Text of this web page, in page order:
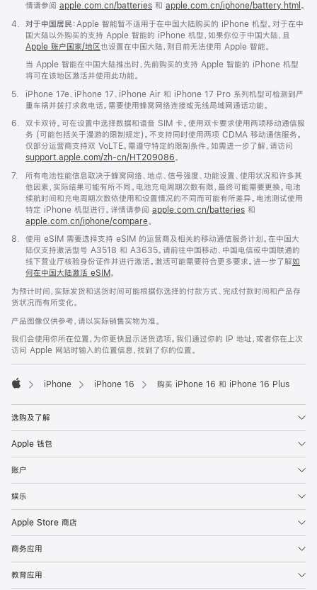
情请参阅 apple.com.cn/batteries 和 apple.com.cn/iphone/battery.html 。
脚
4. 对于中国居民： Apple 智能暂不适用于在中国大陆购买的 iPhone 机型。对于在中
国大陆以外购买的支持 Apple 智能的 iPhone 机型，如果你位于中国大陆，且
Apple 账户国家/地区也设置在中国大陆，则目前无法使用 Apple 智能。
当 Apple 智能在中国大陆推出时，先前购买的支持 Apple 智能的 iPhone 机型
将可在该地区激活并使用此功能。
脚
5.
iPhone 17e、iPhone 17、iPhone Air 和 iPhone 17 Pro 系列机型可检测到严
重车祸并拨打求救电话。需要使用蜂窝网络连接或无线局域网通话功能。
脚
6.
双卡双待。可在设置中选择数据和语音 SIM 卡。使用双卡要求使用两项移动通信服
务 (可能包括关于漫游的限制规定)。不支持同时使用两项 CDMA 移动通信服务。
仅部分运营商支持双 VoLTE。需遵守特定的限制条件。如需进一步了解，请访问
support.apple.com/zh-cn/HT209086。
脚
7.
所有电池性能信息取决于蜂窝网络、地点、信号强度、功能设置、使用状况和许多其
他因素，实际结果可能有所不同。电池充电周期次数有限，最终可能需要更换。电池
续航时间和充电周期次数依使用和设置情况的不同而可能有所差异。电池测试使用
特定 iPhone 机型进行。详情请参阅 apple.com.cn/batteries 和
apple.com.cn/iphone/compare。
脚
8.
使用 eSIM 需要选择支持 eSIM 的运营商及相关的移动通信服务计划。在中国大
陆仅支持激活型号 A3518 和 A3635。请前往中国移动、中国电信或中国联通的
线下营业厅核验身份证件并进行激活。激活可能需要符合更多要求。进一步了解如
何在中国大陆激活 eSIM。
为预计时间，实际发货和送货时间可能根据你选择的付款方式、完成付款时间和产品存
货状况而有所变化。
产品图像仅供参考，请以实际销售实物为准。
我们会使用你所在位置，为你更快显示送货选项。我们通过你的 IP 地址，或者你在上次
访问 Apple 网站时输入的位置信息，找到了你的位置。
iPhone iPhone 16 购买 iPhone 16 和 iPhone 16 Plus
选购及了解
Apple 钱包
账户
娱乐
Apple Store 商店
商务应用
教育应用